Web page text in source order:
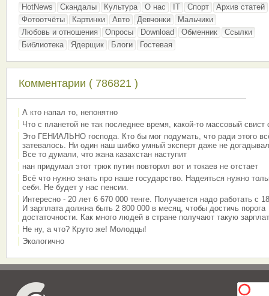
HotNews
Скандалы Культура О нас IT Спорт
Архив статей
Фотоотчёты
Картинки Авто Девчонки
Мальчики
Любовь и отношения
Опросы Download Обменник
Ссылки
Библиотека
Ядерщик Блоги Гостевая
Комментарии ( 786821 )
А кто напал то, непонятно
Что с планетой не так последнее время, какой-то массовый свист
Это ГЕНИАЛЬНО господа. Кто бы мог подумать, что ради этого
затевалось. Ни один наш шибко умный эксперт даже не
Все то думали, что жана казахстан наступит
нан придумал этот трюк путин повторил вот и токаев не отстает
Всё что нужно знать про наше государство. Надеяться нужно
себя. Не будет у нас пенсии.
Интересно - 20 лет 6 670 000 тенге. Получается надо работать с
И зарплата должна быть 2 800 000 в месяц, чтобы достичь порога
достаточности. Как много людей в стране получают такую
Не ну, а что? Круто же! Молодцы!
Экологично